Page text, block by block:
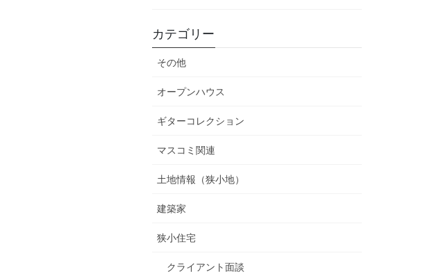
カテゴリー
その他
オープンハウス
ギターコレクション
マスコミ関連
土地情報（狭小地）
建築家
狭小住宅
クライアント面談